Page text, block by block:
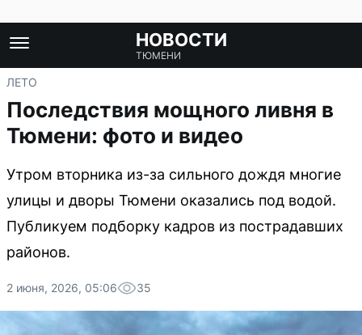
НОВОСТИ
ТЮМЕНИ
ЛЕТО
Последствия мощного ливня в
Тюмени: фото и видео
Утром вторника из-за сильного дождя многие
улицы и дворы Тюмени оказались под водой.
Публикуем подборку кадров из пострадавших
районов.
2 июня, 2026, 05:06 35